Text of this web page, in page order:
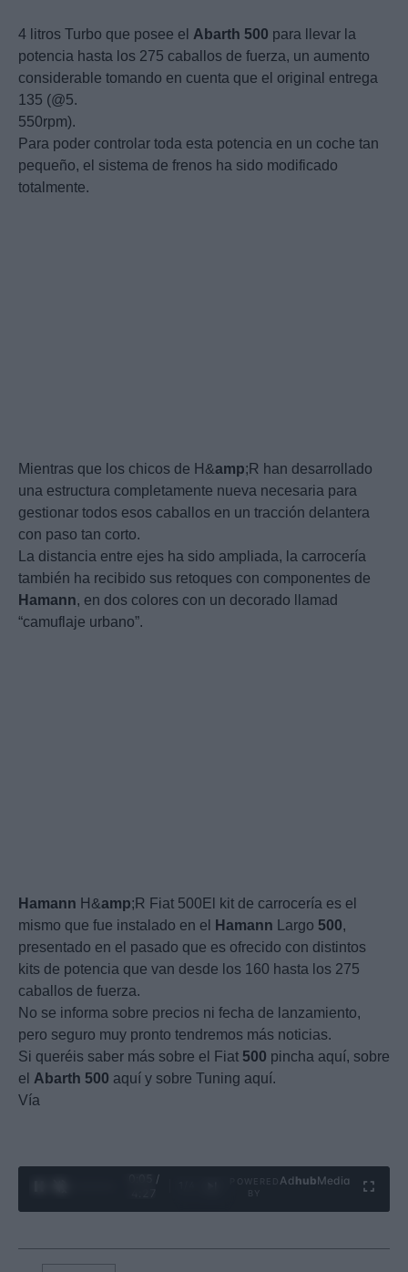
4 litros Turbo que posee el Abarth 500 para llevar la
potencia hasta los 275 caballos de fuerza, un aumento
considerable tomando en cuenta que el original entrega
135 (@5.
550rpm).
Para poder controlar toda esta potencia en un coche tan
pequeño, el sistema de frenos ha sido modificado
totalmente.
Mientras que los chicos de H&amp;R han desarrollado
una estructura completamente nueva necesaria para
gestionar todos esos caballos en un tracción delantera
con paso tan corto.
La distancia entre ejes ha sido ampliada, la carrocería
también ha recibido sus retoques con componentes de
Hamann, en dos colores con un decorado llamad
“camuflaje urbano”.
Hamann H&amp;R Fiat 500El kit de carrocería es el
mismo que fue instalado en el
Hamann Largo 500,
presentado en el pasado que es ofrecido con distintos
kits de potencia que van desde los 160 hasta los 275
caballos de fuerza.
No se informa sobre precios ni fecha de lanzamiento,
pero seguro muy pronto tendremos más noticias.
Si queréis saber más sobre el Fiat 500 pincha aquí, sobre
el Abarth 500 aquí y sobre Tuning aquí.
Vía
0:06 /
Ad hubMedia